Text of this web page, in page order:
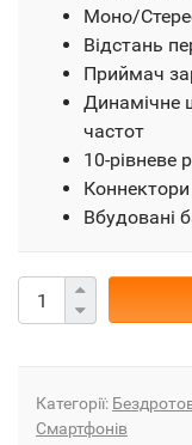
Моно/
Відстань
Приймач
Динамічне
частот
10-рівневе
Вбудовані
Категорії:
Смартфонів